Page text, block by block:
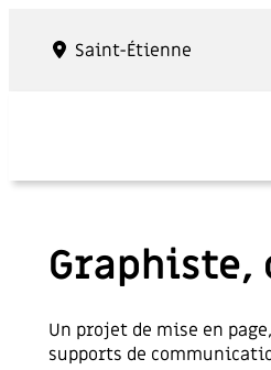
Saint-Étienne
Un projet de mise en
supports de